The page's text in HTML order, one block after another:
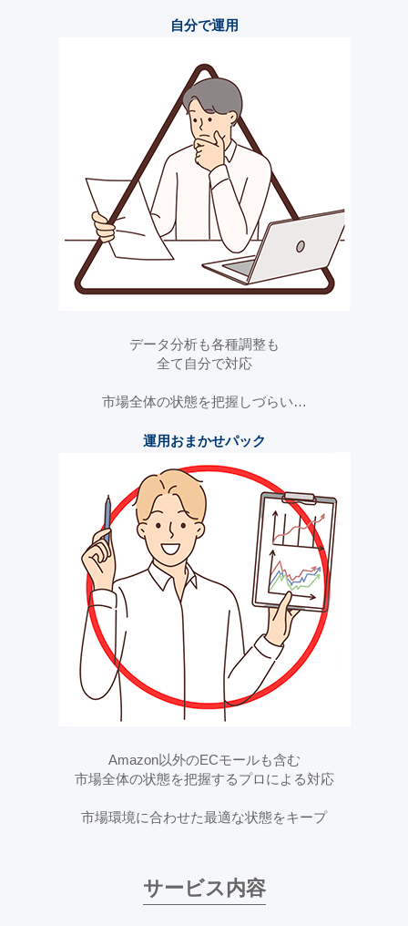
自分で運用
データ分析も各種調整も
全て自分で対応
市場全体の状態を把握しづらい…
運用おまかせパック
Amazon以外のECモールも含む
市場全体の状態を把握するプロによる対応
市場環境に合わせた最適な状態をキープ
サービス内容